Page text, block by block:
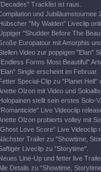
Tracklist ist raus.
und Jubiläumstournee
"My Walden" Liveclip
"Shudder Before The
Europatour mit Amorphis
Video zur poppigen "Elan"
Forms Most Beautiful"
Single erscheint im Februar.
Special-Clip zu "Planet Hell"
Olzon mit Video und
stellt sein erstes Solo-
Live Videoclip
Olzon probierts volley mit
Love Score" Live Videoclip
Trailer zu "Showtime,
Liveclip zu "Storytime".
Line-Up und fetter live
Details zu "Showtime,